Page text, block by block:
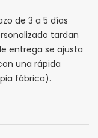
de 3 a 5 días
tardan
entrega se ajusta
una rápida
fábrica).